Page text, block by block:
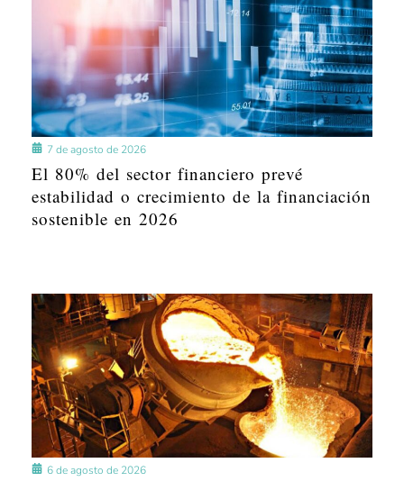
7 de agosto de 2026
El 80% del sector financiero prevé
estabilidad o crecimiento de la financiación
sostenible en 2026
6 de agosto de 2026